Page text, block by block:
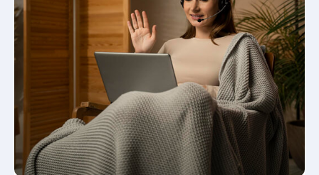
упражнений. Задания
не оцениваются — преподаватель
читает, комментирует
и поддерживает.
Практика в малых группах
Ролевые игры, упражнения,
моделирование клиентских
ситуаций — вы будете тренироваться
быть в контакте, применять методы
ACT и CFT и учиться на живом опыте